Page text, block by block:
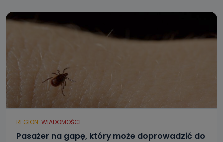
REGION WIADOMOŚCI
Pasażer na gapę, który może doprowadzić do